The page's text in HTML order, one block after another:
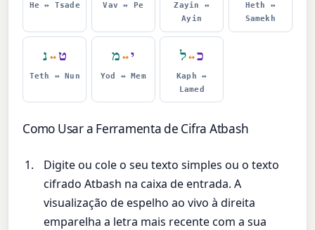
He ↔ Tsade Vav ↔ Pe
Zayin ↔
Ayin
Heth ↔
Samekh
ט ↔ נ
Teth ↔ Nun
י↔ מ
Yod ↔ Mem
כ↔ל
Kaph ↔
Lamed
Como Usar a Ferramenta de Cifra Atbash
Digite ou cole o seu texto simples ou o texto
cifrado Atbash na caixa de entrada. A
visualização de espelho ao vivo à direita
emparelha a letra mais recente com a sua